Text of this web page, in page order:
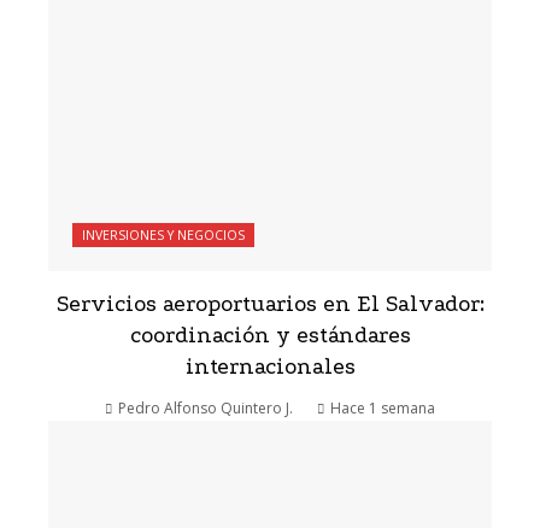
INVERSIONES Y NEGOCIOS
Servicios aeroportuarios en El Salvador:
coordinación y estándares
internacionales
Pedro Alfonso Quintero J. Hace 1 semana